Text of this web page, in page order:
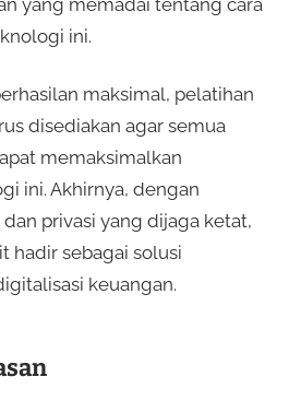
yang memadai tentang cara
ini.
maksimal, pelatihan
disediakan agar semua
memaksimalkan
ini. Akhirnya, dengan
privasi yang dijaga ketat,
hadir sebagai solusi
keuangan.